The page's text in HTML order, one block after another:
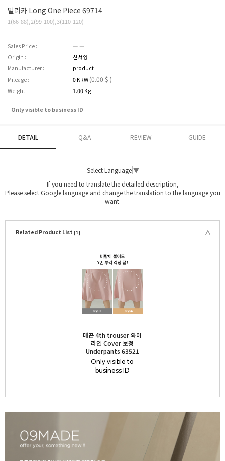
밀러카 Long One Piece 69714
1(66-88),2(99-100),3(110-120)
Sales Price :
― ―
Origin :
신서영
Manufacturer :
product
Mileage :
0 KRW (0.00 $ )
Weight : 1.00 Kg
Only visible to business ID
DETAIL Q&A REVIEW GUIDE
Select Language ▼
If you need to translate the detailed description,
Please select Google language and change the translation to the language you
want.
Related Product List [1]
매끈 4th trouser 와이
라인 Cover 보정
Underpants 63521
Only visible to
business ID